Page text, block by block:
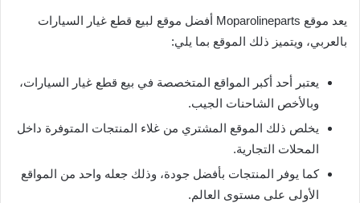
يعد موقع Moparolineparts أفضل موقع لبيع قطع غيار السيارات
بالعربي، ويتميز ذلك الموقع بما يلي:
يعتبر أحد أكبر المواقع المتخصصة في بيع قطع غيار السيارات،
وبالأخص الشاحنات الجيب.
يخلص ذلك الموقع المشتري من غلاء المنتجات المتوفرة داخل
المحلات التجارية.
كما يوفر المنتجات بأفضل جودة، وذلك جعله واحد من المواقع
الأولى على مستوى العالم.